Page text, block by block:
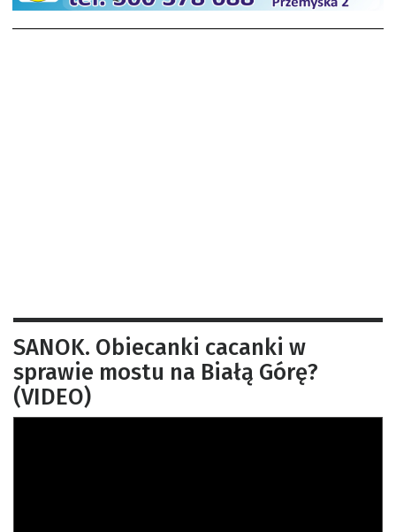
SANOK. Obiecanki cacanki w
sprawie mostu na Białą Górę?
(VIDEO)